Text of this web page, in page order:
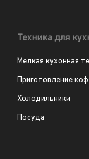
Техника для
Мелкая кухонная
Приготовление
Холодильники
Посуда